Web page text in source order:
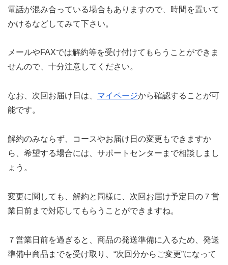
電話が混み合っている場合もありますので、時間を置いて
かけるなどしてみて下さい。
メールやFAXでは解約等を受け付けてもらうことができま
せんので、十分注意してください。
なお、次回お届け日は、 マイページから確認することが可
能です。
解約のみならず、コースやお届け日の変更もできますか
ら、希望する場合には、サポートセンターまで相談しまし
ょう。
変更に関しても、解約と同様に、次回お届け予定日の７営
業日前まで対応してもらうことができますね。
７営業日前を過ぎると、商品の発送準備に入るため、発送
準備中商品までを受け取り、“次回分からご変更”になって